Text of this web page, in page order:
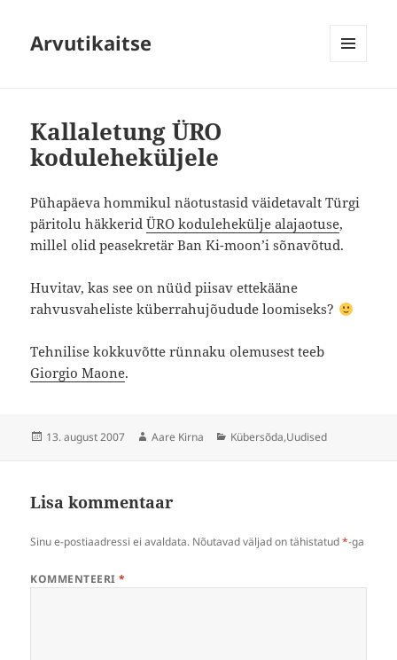
Arvutikaitse
Kallaletung ÜRO
koduleheküljele
Pühapäeva hommikul näotustasid väidetavalt Türgi
päritolu häkkeridÜRO kodulehekülje alajaotuse,
millel olid peasekretär Ban Ki-moon’i sõnavõtud.
Huvitav, kas see on nüüd piisav ettekääne
rahvusvaheliste küberrahujõudude loomiseks?
Tehnilise kokkuvõtte rünnaku olemusest teeb
Giorgio Maone.
Postitatud
13. august 2007 Autor
Aare Kirna Rubriigid
Kübersõda,Uudised
Lisa kommentaar
Sinu e-postiaadressi ei avaldata. Nõutavad väljad on tähistatud*-ga
KOMMENTEERI*